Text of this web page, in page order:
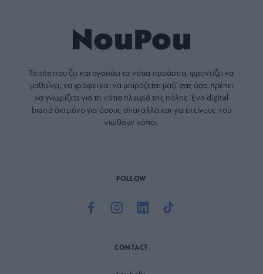
Το site που ζει και αγαπάει τα νότια προάστια, φροντίζει να
μαθαίνει, να γράφει και να μοιράζεται μαζί σας όσα πρέπει
να γνωρίζετε για τη νότια πλευρά της πόλης. Ένα digital
brand όχι μόνο για όσους είναι αλλά και για εκείνους που
νιώθουν νότιοι.
FOLLOW
CONTACT